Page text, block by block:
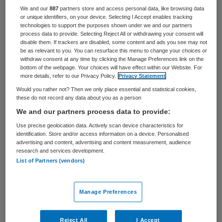
Een verpleegkundige van het Sint
Antoniusziekenhuis in Nieuwegein is dit
weekeinde bedreigd en mishandeld door
een 17-jarige patiënt. De jongen vond dat
de behandeling van zijn hoofdwond niet snel
genoeg gebeurde, aldus de politie zondag.
Tussenbeide
De 17-jarige Nieuwegeiner wilde een
verpleegkundige aanvliegen toen hij niet
Een collega kwam tussenbeide en ving de
klappen op. Hij liep letsel op aan schouder
en bovenarm. Daarna vertrok de agressieve
We and our887 partners store and access personal data, like browsing data
or unique identifiers, on your device. Selecting I Accept enables tracking
technologies to support the purposes shown under we and our partners
process data to provide. Selecting Reject All or withdrawing your consent will
disable them. If trackers are disabled, some content and ads you see may not
be as relevant to you. You can resurface this menu to change your choices or
withdraw consent at any time by clicking the Manage Preferences link on the
bottom of the webpage. Your choices will have effect within our Website. For
more details, refer to our Privacy Policy.
Privacy Statement
Would you rather not? Then we only place essential and statistical cookies,
these do not record any data about you as a person
We and our partners process data to provide:
Use precise geolocation data. Actively scan device characteristics for
identification. Store and/or access information on a device. Personalised
advertising and content, advertising and content measurement, audience
research and services development.
List of Partners (vendors)
Manage Preferences
Reject All I Accept